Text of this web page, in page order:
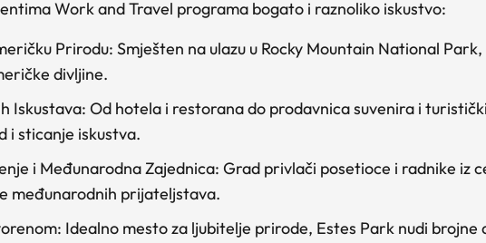
Work and Travel programa bogato i raznoliko iskustvo:
Prirodu: Smješten na ulazu u Rocky Mountain National
divljine.
Iskustava: Od hotela i restorana do prodavnica suvenira i
i sticanje iskustva.
i Međunarodna Zajednica: Grad privlači posetioce i radnike iz
međunarodnih prijateljstava.
: Idealno mesto za ljubitelje prirode, Estes Park nudi